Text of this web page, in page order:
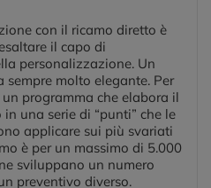
con il ricamo diretto è
il capo di
personalizzazione. Un
molto elegante. Per
programma che elabora il
una serie di “punti” che le
applicare sui più svariati
è per un massimo di 5.000
sviluppano un numero
preventivo diverso.